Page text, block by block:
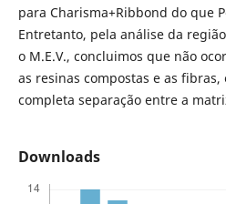
para Charisma+Ribbond do que
Entretanto, pela análise da
o M.E.V., concluimos que não
as resinas compostas e as
completa separação entre a
Downloads